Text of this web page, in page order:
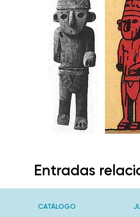
Entradas
CATÁLOGO